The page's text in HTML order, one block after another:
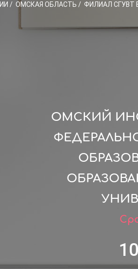
/ ОМСКАЯ ОБЛАСТЬ / ФИЛИАЛ СГУВТ
ОМСКИЙ